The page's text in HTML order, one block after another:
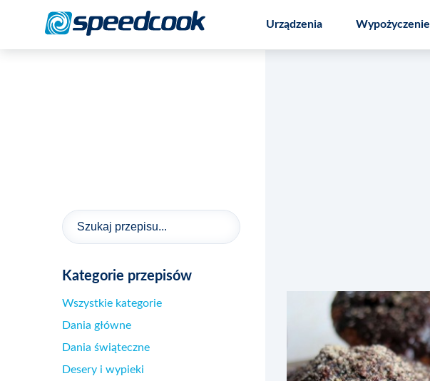
Urządzenia Wypożyczenie
Kategorie przepisów
Wszystkie kategorie
Dania główne
Dania świąteczne
Desery i wypieki